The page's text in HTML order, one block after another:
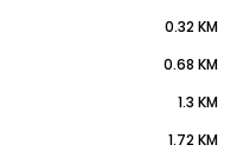
0.32 KM
0.68 KM
1.3 KM
1.72 KM